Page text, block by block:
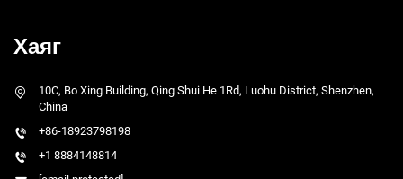
Хаяг
10C, Bo Xing Building, Qing Shui He 1Rd, Luohu District, Shenzhen,
China
+86-18923798198
+1 8884148814